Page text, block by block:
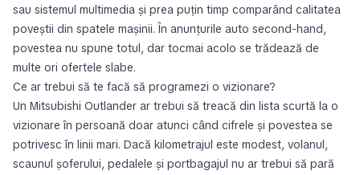
sau sistemul multimedia și prea puțin timp comparând calitatea
poveștii din spatele mașinii. În anunțurile auto second-hand,
povestea nu spune totul, dar tocmai acolo se trădează de
multe ori ofertele slabe.
Ce ar trebui să te facă să programezi o vizionare?
Un Mitsubishi Outlander ar trebui să treacă din lista scurtă la o
vizionare în persoană doar atunci când cifrele și povestea se
potrivesc în linii mari. Dacă kilometrajul este modest, volanul,
scaunul șoferului, pedalele și portbagajul nu ar trebui să pară